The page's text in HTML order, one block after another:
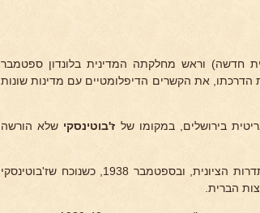
חדשה) וראש מחלקתה המדינית בלונדון ספטמבר
הדרכתו, את הקשרים הדיפלומטיים עם מדינות שונות
ז'בוטינסקי שלא הורשה
תוך כדי פעולתו זו חתר לקראת חזירתה של הצ''ח להסתדרות הציונית, ובספטמבר 1938, כשנוכח שז'בוטינסקי
הברית.